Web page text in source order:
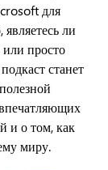
для
ли
просто
станет
и о том, как
миру.